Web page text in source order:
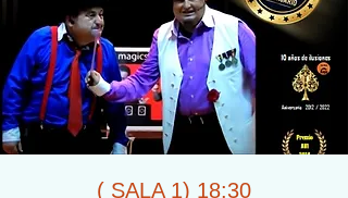
( SALA 1) 18:30